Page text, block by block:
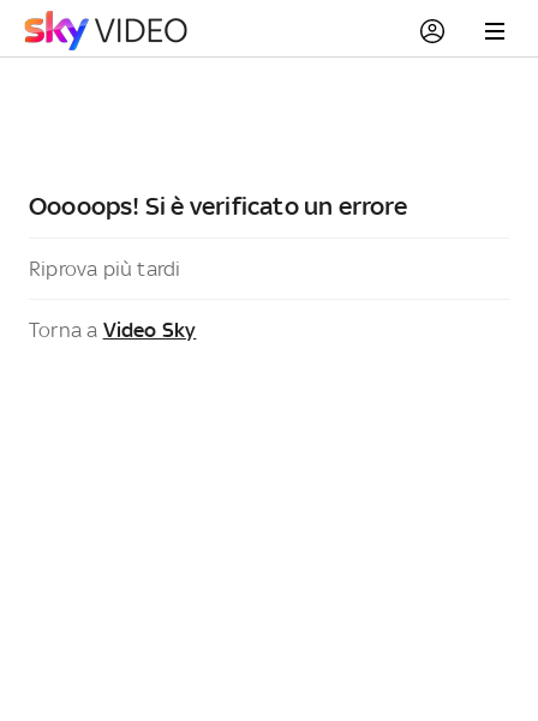
Ooooops! Si è verificato un errore
Riprova più tardi
Torna a Video Sky